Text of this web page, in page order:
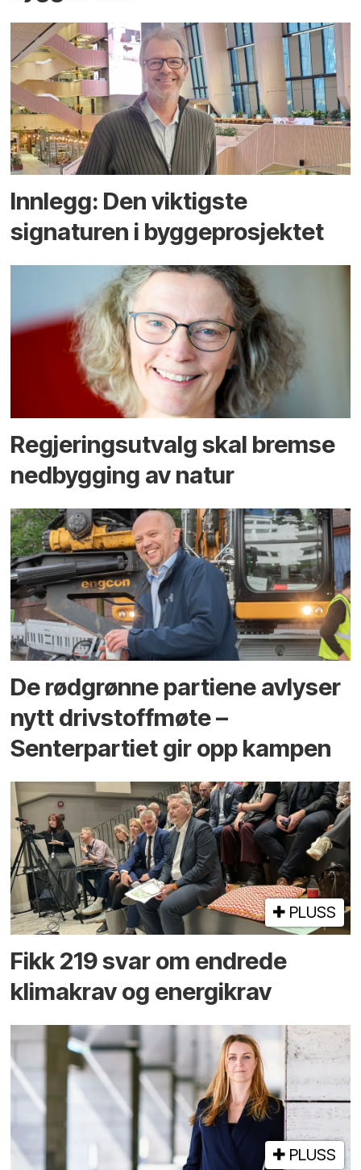
Innlegg: Den viktigste
signaturen i bygge­­prosjektet
Regjerings­utvalg skal bremse
ned­bygging av natur
De rødgrønne partiene avlyser
nytt drivstoffmøte –
Senterpartiet gir opp kampen
PLUSS
Fikk 219 svar om endrede
klimakrav og energikrav
PLUSS